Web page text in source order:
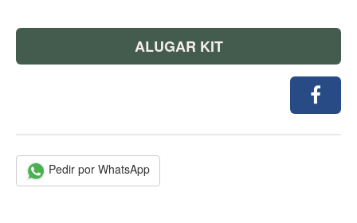
ALUGAR KIT
Pedir por WhatsApp